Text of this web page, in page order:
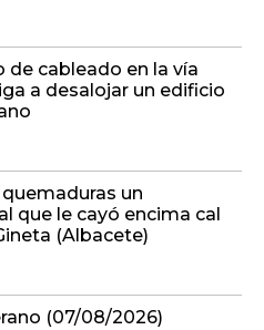
de cableado en la vía
a desalojar un edificio
un
que le cayó encima cal
(Albacete)
(07/08/2026)